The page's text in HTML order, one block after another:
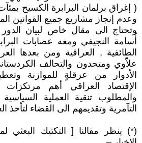
( إغراق برلمان البرابرة الكسيح
وعدم إنجاز مشاريع جميع القوانين
وتحتاج الى مقال خاص لبيان الدور
أُسامة النجيفي ومعه عصابات
الطائفية , العراقية ومن بعدها
علاّوي ومتحدون والتحالف
الأدوار من عرقلةٍ للموازنة
الإقتصاد العراقي أهم مرتكزات
والمطلوب تنقية العملية
التآمرية وتقديمهم الى القضاء لتأخذ
(*) ينظر مقالنا [ التكتيك البعثي